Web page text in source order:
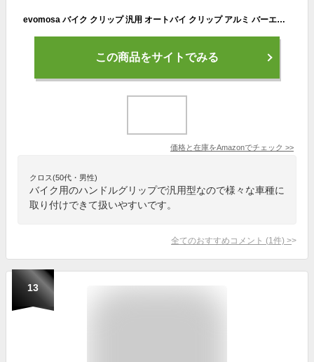
evomosa バイク クリップ 汎用 オートバイ クリップ アルミ バーエンド 22.2ミリメートル CNC ハンドグリップ 左右セット（レッド）
この商品をサイトでみる
価格と在庫をAmazonでチェック >>
クロス(50代・男性)
バイク用のハンドルグリップで汎用型なので様々な車種に
取り付けできて扱いやすいです。
全てのおすすめコメント (1 件) >
13